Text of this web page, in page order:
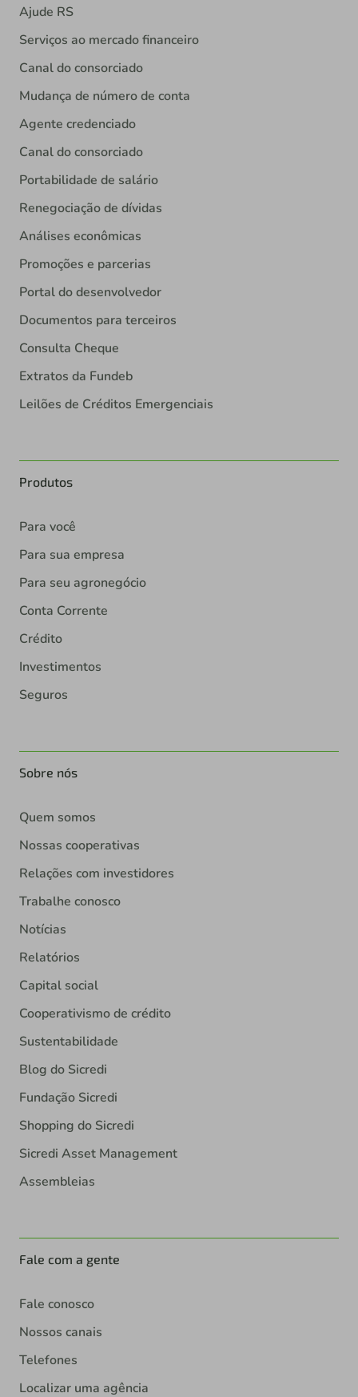
Ajude RS
Serviços ao mercado financeiro
Canal do consorciado
Mudança de número de conta
Agente credenciado
Canal do consorciado
Portabilidade de salário
Renegociação de dívidas
Análises econômicas
Promoções e parcerias
Portal do desenvolvedor
Documentos para terceiros
Consulta Cheque
Extratos da Fundeb
Leilões de Créditos Emergenciais
Produtos
Para você
Para sua empresa
Para seu agronegócio
Conta Corrente
Crédito
Investimentos
Seguros
Sobre nós
Quem somos
Nossas cooperativas
Relações com investidores
Trabalhe conosco
Notícias
Relatórios
Capital social
Cooperativismo de crédito
Sustentabilidade
Blog do Sicredi
Fundação Sicredi
Shopping do Sicredi
Sicredi Asset Management
Assembleias
Fale com a gente
Fale conosco
Nossos canais
Telefones
Localizar uma agência